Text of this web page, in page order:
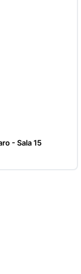
- Sala 15